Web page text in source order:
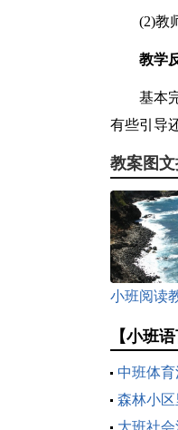
(2)教
教学
基本
有些引导
教案图
小班阅读
【小班
中班体
森林小
大班社